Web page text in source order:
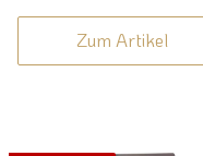
Zum Artikel